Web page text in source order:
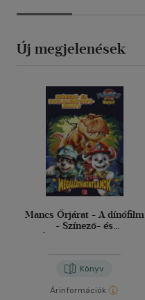
Új megjelenések
Mancs Őrjárat - A dínófilm
- Színező- és
foglalkoztatókönyv
Könyv
Árinformációk